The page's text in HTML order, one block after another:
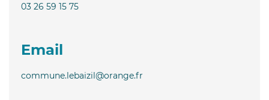
03 26 59 15 75
Email
commune.lebaizil@orange.fr